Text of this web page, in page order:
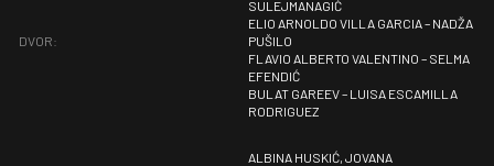
DVOR:
SULEJMANAGIĆ
ELIO ARNOLDO VILLA GARCIA – NADŽA
PUŠILO
FLAVIO ALBERTO VALENTINO – SELMA
EFENDIĆ
BULAT GAREEV – LUISA ESCAMILLA
RODRIGUEZ
ALBINA HUSKIĆ, JOVANA